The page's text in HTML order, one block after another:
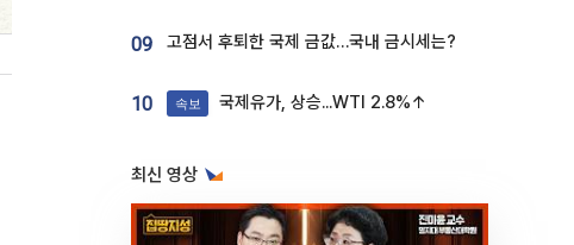
09 고점서 후퇴한 국제 금값…국내 금시세는?
10 속보 국제유가, 상승...WTI 2.8%↑
최신 영상